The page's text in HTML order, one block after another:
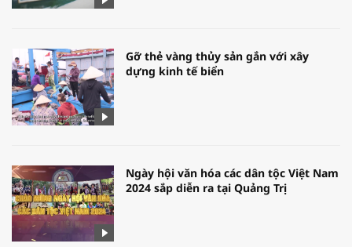
Gỡ thẻ vàng thủy sản gắn với xây
dựng kinh tế biển
Ngày hội văn hóa các dân tộc Việt Nam
2024 sắp diễn ra tại Quảng Trị